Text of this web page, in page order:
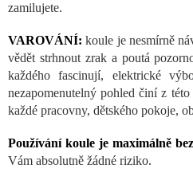
zamilujete.
VAROVÁNÍ: koule je nesmírně
vědět strhnout zrak a poutá
každého fascinují, elektrické
nezapomenutelný pohled činí z
každé pracovny, dětského pokoje,
Používání koule je maximálně
Vám absolutně žádné riziko.